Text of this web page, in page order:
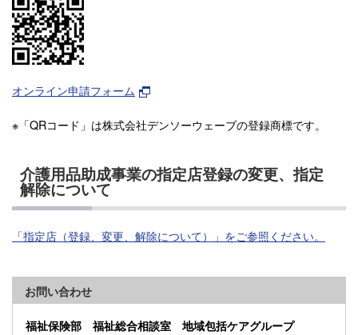
オンライン申請フォーム
※「QRコード」は株式会社デンソーウェーブの登録商標です。
介護用品助成事業の指定店登録の変更、指定
解除について
「指定店（登録、変更、解除について）」をご参照ください。
お問い合わせ
福祉保険部 福祉総合相談室 地域包括ケアグループ